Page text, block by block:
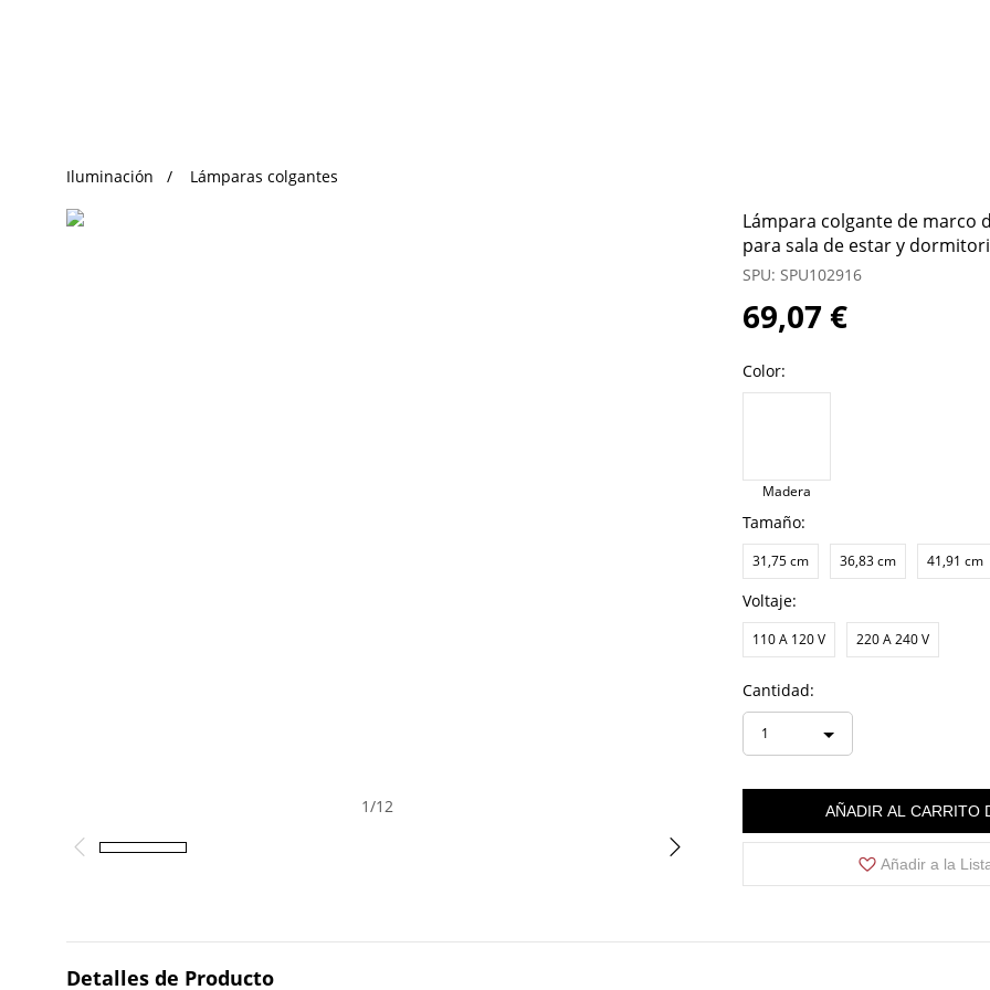
Iluminación Lámparas colgantes
1/12
Lámpara colgante de marco
para sala de estar y
SPU: SPU102916
69,07 €
Color:
Madera
Tamaño:
31,75 cm 36,83 cm 41,91 cm
Voltaje:
110 A 120 V 220 A 240 V
Cantidad:
1
AÑADIR AL CARRITO
Añadir a la
Detalles de Producto